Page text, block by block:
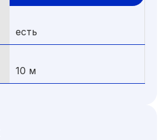
есть
10 м